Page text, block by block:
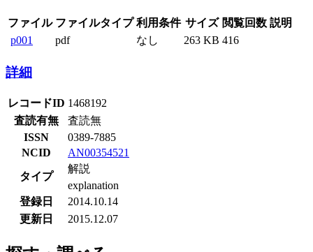
ファイル ファイルタイプ 利用条件 サイズ 閲覧回数 説明
p001
pdf なし 263 KB 416
詳細
レコードID 1468192
査読有無
査読無
ISSN
0389-7885
NCID
AN00354521
タイプ
解説
explanation
登録日
2014.10.14
更新日
2015.12.07